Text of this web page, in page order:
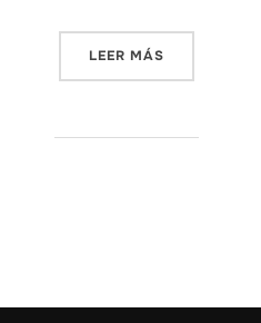
LEER MÁS